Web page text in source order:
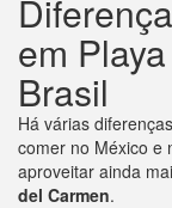
em
Brasil
Há várias
comer no México e
aproveitar ainda
del Carmen.